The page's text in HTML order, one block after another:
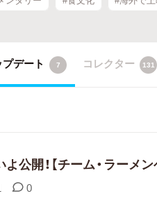
デート 7 コレクター 131
公開！【チーム・ラーメン
0